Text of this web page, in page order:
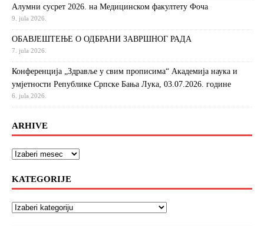
Алумни сусрет 2026. на Медицинском факултету Фоча
9. jula 2026.
ОБАВЈЕШТЕЊЕ О ОДБРАНИ ЗАВРШНОГ РАДА
7. jula 2026.
Конференција „Здравље у свим прописима“ Академија наука и
умјетности Републике Српске Бања Лука, 03.07.2026. године
6. jula 2026.
ARHIVE
KATEGORIJE